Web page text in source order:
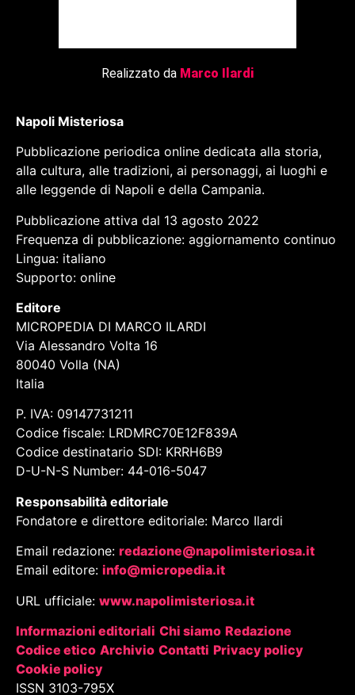
Realizzato da Marco Ilardi
Napoli Misteriosa
Pubblicazione periodica online dedicata alla storia,
alla cultura, alle tradizioni, ai personaggi, ai luoghi e
alle leggende di Napoli e della Campania.
Pubblicazione attiva dal 13 agosto 2022
Frequenza di pubblicazione: aggiornamento continuo
Lingua: italiano
Supporto: online
Editore
MICROPEDIA DI MARCO ILARDI
Via Alessandro Volta 16
80040 Volla (NA)
Italia
P. IVA: 09147731211
Codice fiscale: LRDMRC70E12F839A
Codice destinatario SDI: KRRH6B9
D-U-N-S Number: 44-016-5047
Responsabilità editoriale
Fondatore e direttore editoriale: Marco Ilardi
Email redazione: redazione@napolimisteriosa.it
Email editore: info@micropedia.it
URL ufficiale: www.napolimisteriosa.it
Informazioni editoriali Chi siamo Redazione
Codice etico Archivio Contatti Privacy policy
Cookie policy
ISSN 3103-795X